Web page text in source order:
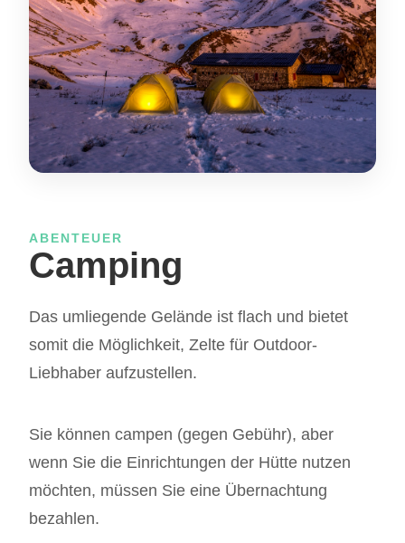
ABENTEUER
Camping
Das umliegende Gelände ist flach und bietet
somit die Möglichkeit, Zelte für Outdoor-
Liebhaber aufzustellen.
Sie können campen (gegen Gebühr), aber
wenn Sie die Einrichtungen der Hütte nutzen
möchten, müssen Sie eine Übernachtung
bezahlen.